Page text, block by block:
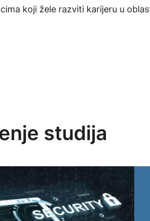
koji žele razviti karijeru u
studija